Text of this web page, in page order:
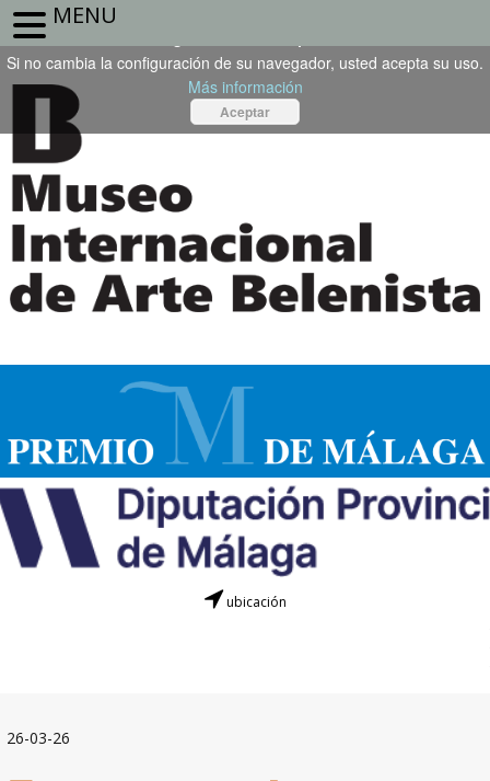
ubicación
26-03-26
MENU
Este sitio web utiliza cookies propias o de terceros. Para seguir
Si no cambia la configuración de su navegador, usted acepta su uso.
Más información
Aceptar